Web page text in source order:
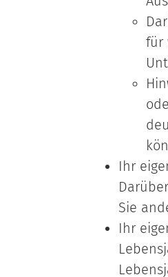
für
Ihr
Sie
Ihr